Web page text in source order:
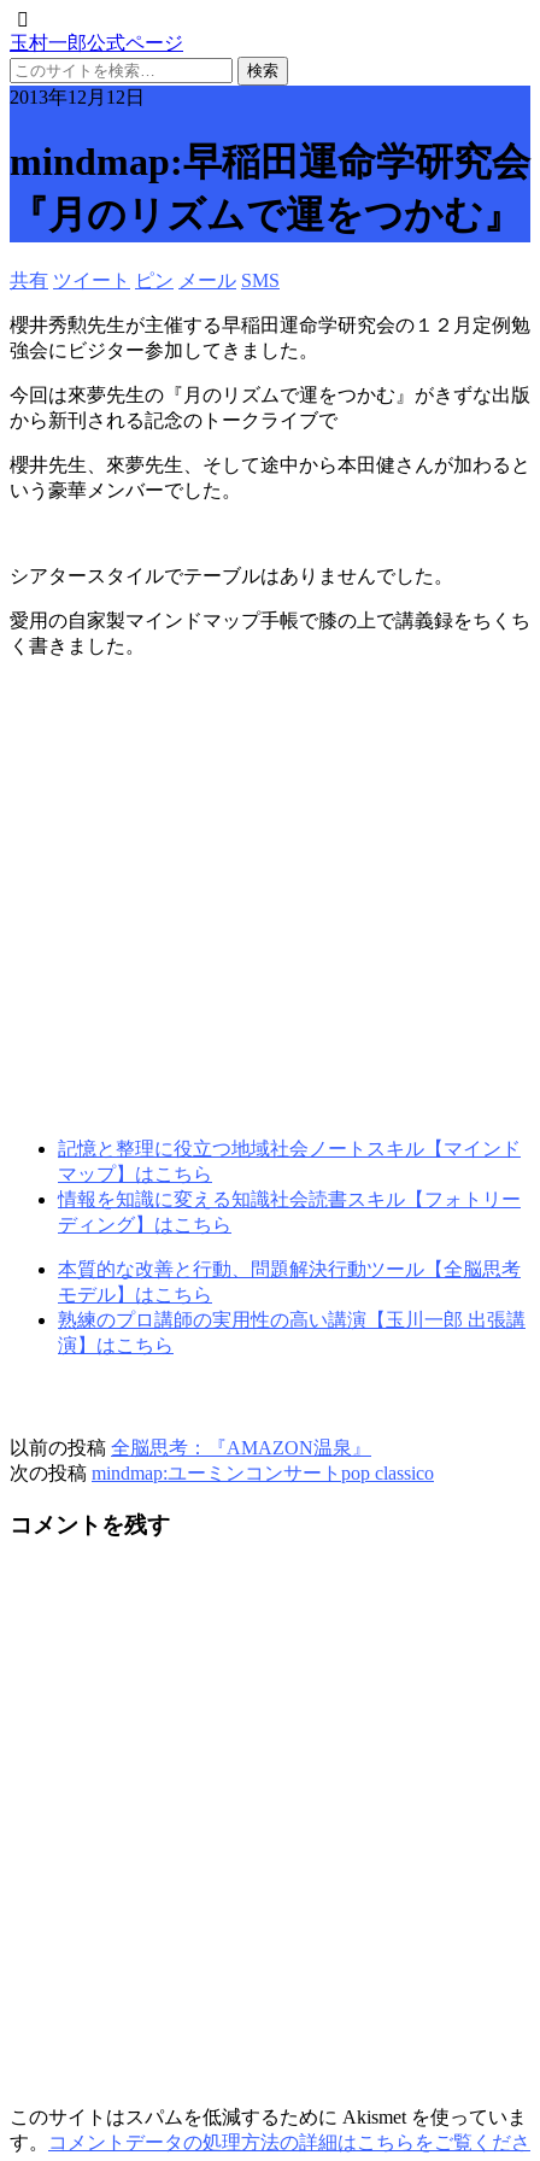
玉村一郎公式ページ
2013年12月12日
mindmap:早稲田運命学研究会
『月のリズムで運をつかむ』
共有 ツイート ピン メール SMS
櫻井秀勲先生が主催する早稲田運命学研究会の１２月定例勉
強会にビジター参加してきました。
今回は來夢先生の『月のリズムで運をつかむ』がきずな出版
から新刊される記念のトークライブで
櫻井先生、來夢先生、そして途中から本田健さんが加わると
いう豪華メンバーでした。
シアタースタイルでテーブルはありませんでした。
愛用の自家製マインドマップ手帳で膝の上で講義録をちくち
く書きました。
記憶と整理に役立つ地域社会ノートスキル【マインド
マップ】はこちら
情報を知識に変える知識社会読書スキル【フォトリー
ディング】はこちら
本質的な改善と行動、問題解決行動ツール【全脳思考
モデル】はこちら
熟練のプロ講師の実用性の高い講演【玉川一郎 出張講
演】はこちら
以前の投稿 全脳思考：『AMAZON温泉』
次の投稿 mindmap:ユーミンコンサートpop classico
コメントを残す
このサイトはスパムを低減するために Akismet を使っていま
す。
コメントデータの処理方法の詳細はこちらをご覧くださ